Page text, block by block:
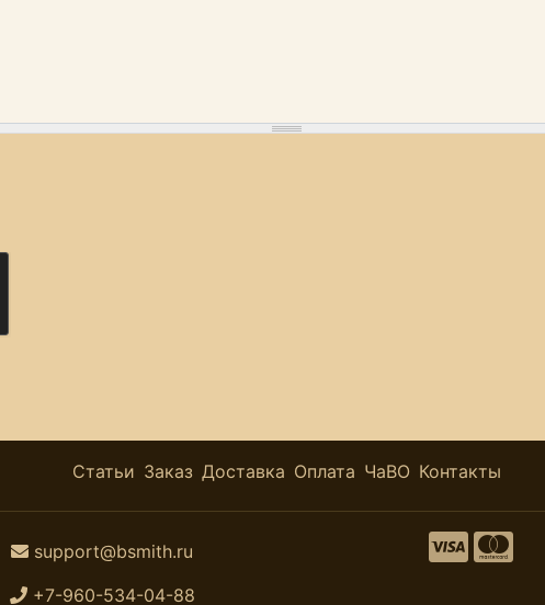
Статьи Заказ Доставка Оплата ЧаВО Контакты
support@bsmith.ru
+7-960-534-04-88